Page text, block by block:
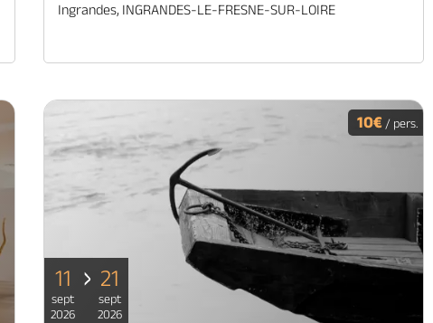
Ingrandes, INGRANDES-LE-FRESNE-SUR-LOIRE
10€/ pers.
11
sept
2026
21
sept
2026